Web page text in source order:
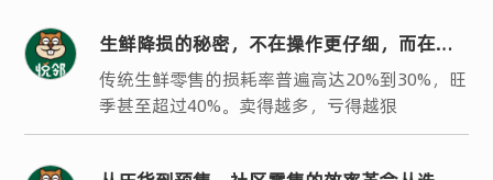
生鲜降损的秘密，不在操作更仔细，而在结
构更聪明
传统生鲜零售的损耗率普遍高达20%到30%，旺
季甚至超过40%。卖得越多，亏得越狠